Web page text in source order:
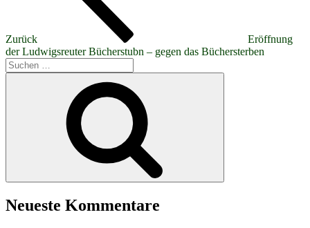
Zurück
Eröffnung
der Ludwigsreuter Bücherstubn – gegen das Büchersterben
Suchen
nach:
Neueste Kommentare